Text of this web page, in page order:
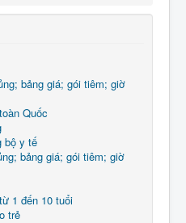
bảng giá; gói tiêm; giờ
Quốc
bộ y tế
bảng giá; gói tiêm; giờ
1 đến 10 tuổi
trẻ